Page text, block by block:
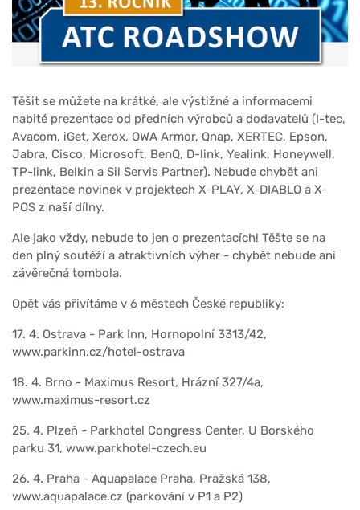
Těšit se můžete na krátké, ale výstižné a informacemi
nabité prezentace od předních výrobců a dodavatelů (I-tec,
Avacom, iGet, Xerox, OWA Armor, Qnap, XERTEC, Epson,
Jabra, Cisco, Microsoft, BenQ, D-link, Yealink, Honeywell,
TP-link, Belkin a Sil Servis Partner). Nebude chybět ani
prezentace novinek v projektech X-PLAY, X-DIABLO a X-
POS z naší dílny.
Ale jako vždy, nebude to jen o prezentacích! Těšte se na
den plný soutěží a atraktivních výher - chybět nebude ani
závěrečná tombola.
Opět vás přivítáme v 6 městech České republiky:
17. 4. Ostrava - Park Inn, Hornopolní 3313/42,
www.parkinn.cz/hotel-ostrava
18. 4. Brno - Maximus Resort, Hrázní 327/4a,
www.maximus-resort.cz
25. 4. Plzeň - Parkhotel Congress Center, U Borského
parku 31, www.parkhotel-czech.eu
26. 4. Praha - Aquapalace Praha, Pražská 138,
www.aquapalace.cz (parkování v P1 a P2)